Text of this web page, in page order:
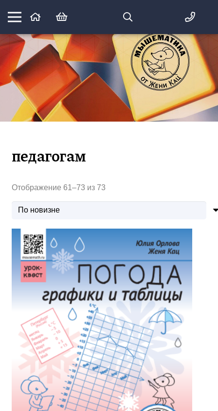
Математика вприпрыжку:
идеи и игры для детей и их родителей
педагогам
Отображение 61–73 из 73